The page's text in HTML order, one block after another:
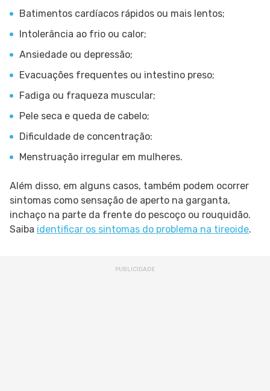
Batimentos cardíacos rápidos ou mais lentos;
Intolerância ao frio ou calor;
Ansiedade ou depressão;
Evacuações frequentes ou intestino preso;
Fadiga ou fraqueza muscular;
Pele seca e queda de cabelo;
Dificuldade de concentração:
Menstruação irregular em mulheres.
Além disso, em alguns casos, também podem ocorrer
sintomas como sensação de aperto na garganta,
inchaço na parte da frente do pescoço ou rouquidão.
Saiba identificar os sintomas do problema na tireoide.